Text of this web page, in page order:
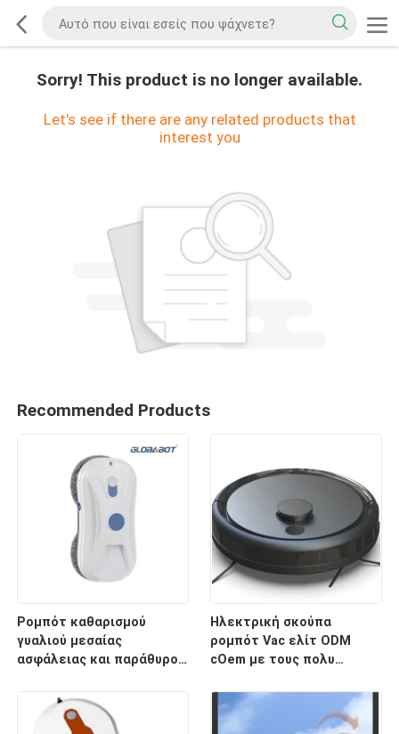
Sorry! This product is no longer available.
Let's see if there are any related products that
interest you
Recommended Products
Ρομπότ καθαρισμού
γυαλιού μεσαίας
ασφάλειας και παράθυρο
Ηλεκτρική σκούπα
ρομπότ Vac ελίτ ODM
cOem με τους πολυ
επιφάνειας